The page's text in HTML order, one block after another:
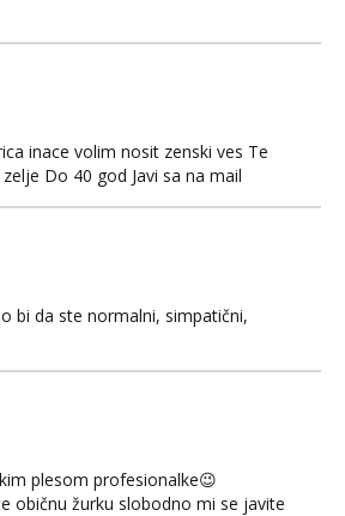
inace volim nosit zenski ves Te
Do 40 god Javi sa na mail
bi da ste normalni, simpatični,
plesom profesionalke😉
običnu žurku slobodno mi se javite